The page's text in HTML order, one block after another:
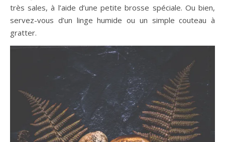
très sales, à l’aide d’une petite brosse spéciale. Ou bien,
servez-vous d’un linge humide ou un simple couteau à
gratter.